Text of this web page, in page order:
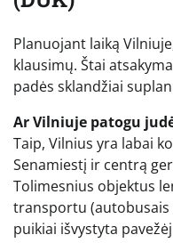
Planuojant laiką
klausimų. Štai
padės sklandžiai
Ar Vilniuje patogu
Taip, Vilnius yra labai
Senamiestį ir centrą
Tolimesnius objektus
transportu
puikiai išvystyta